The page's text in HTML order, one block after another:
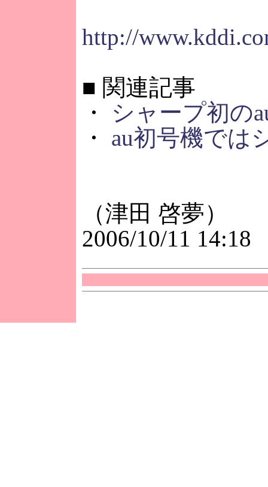
http://
■ 関連記事
・ シャープ初の
・ au初号機では
（津田 啓夢）
2006/10/11 14:18